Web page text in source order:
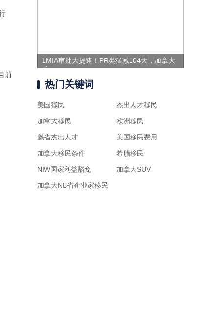
前
LMIA审批大提速！PR类猛减104天，加拿大
移
热门关键词
美国移民
加拿大移民
魁省杰出人才
加拿大移民条件
NIW国家利益豁免
加拿大NB省企业家移民
杰出人才移民
欧洲移民
美国移民费用
希腊移民
加拿大SUV